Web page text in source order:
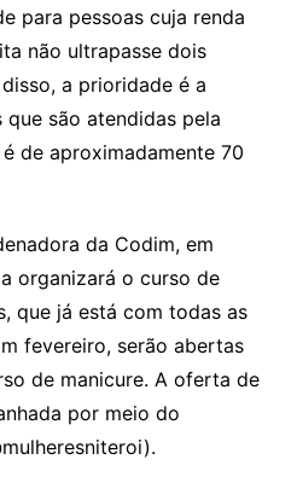
para pessoas cuja renda
não ultrapasse dois
a prioridade é a
são atendidas pela
de aproximadamente 70
da Codim, em
organizará o curso de
que já está com todas as
fevereiro, serão abertas
de manicure. A oferta de
por meio do